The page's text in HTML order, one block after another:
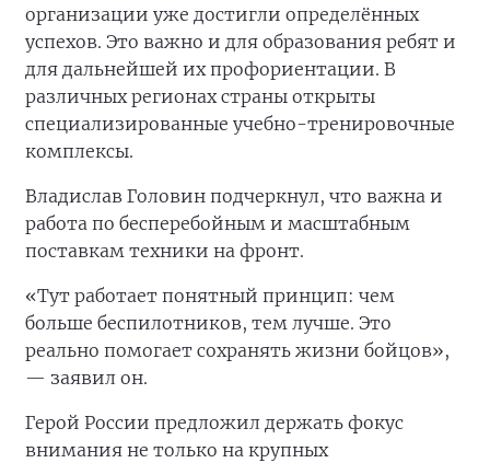
организации уже достигли определённых
успехов. Это важно и для образования ребят и
для дальнейшей их профориентации. В
различных регионах страны открыты
специализированные учебно-тренировочные
комплексы.
Владислав Головин подчеркнул, что важна и
работа по бесперебойным и масштабным
поставкам техники на фронт.
«Тут работает понятный принцип: чем
больше беспилотников, тем лучше. Это
реально помогает сохранять жизни бойцов»,
— заявил он.
Герой России предложил держать фокус
внимания не только на крупных